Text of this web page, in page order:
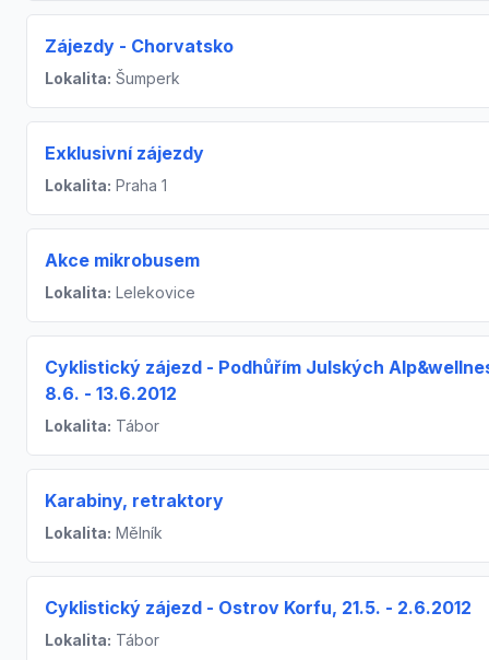
Zájezdy - Chorvatsko
Lokalita: Šumperk
Exklusivní zájezdy
Lokalita: Praha 1
Akce mikrobusem
Lokalita: Lelekovice
Cyklistický zájezd - Podhůřím Julských
8.6. - 13.6.2012
Lokalita: Tábor
Karabiny, retraktory
Lokalita: Mělník
Cyklistický zájezd - Ostrov Korfu, 21.5. - 2.6.2012
Lokalita: Tábor